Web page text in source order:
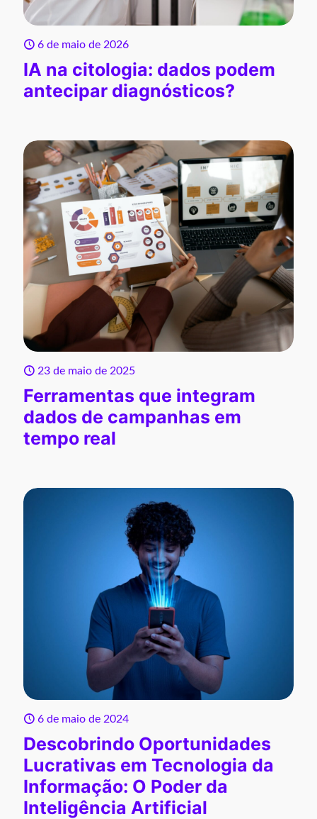
6 de maio de 2026
IA na citologia: dados podem
antecipar diagnósticos?
23 de maio de 2025
Ferramentas que integram
dados de campanhas em
tempo real
6 de maio de 2024
Descobrindo Oportunidades
Lucrativas em Tecnologia da
Informação: O Poder da
Inteligência Artificial